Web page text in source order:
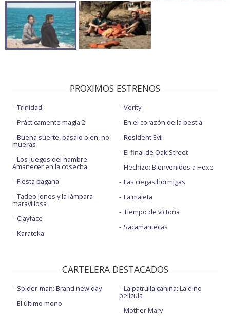
PROXIMOS ESTRENOS
Trinidad
Prácticamente magia 2
Buena suerte, pásalo bien, no
mueras
Los juegos del hambre:
Amanecer en la cosecha
Fiesta pagäna
Tadeo Jones y la lámpara
maravillosa
Clayface
Karateka
Verity
En el corazón de la bestia
Resident Evil
El final de Oak Street
Hechizo: Bienvenidos a Hexe
Las ciegas hormigas
La maleta
Tiempo de victoria
Sacamantecas
CARTELERA DESTACADOS
Spider-man: Brand new day
El último mono
La patrulla canina: La dino
película
Mother Mary